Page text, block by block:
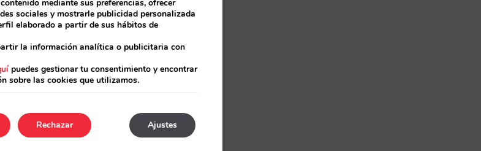
mediante sus preferencias, ofrecer
sociales y mostrarle publicidad personalizada
elaborado a partir de sus hábitos de
la información analítica o publicitaria con
puedes gestionar tu consentimiento y encontrar
sobre las cookies que utilizamos.
Ajustes
Rechazar